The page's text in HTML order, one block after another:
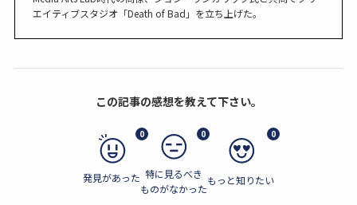
エイティブスタジオ「Death of Bad」を立ち上げた。
この記事の感想を教えて下さい。
0
発見があった
0
特に見るべき
ものがなかった
0
もっと知りたい